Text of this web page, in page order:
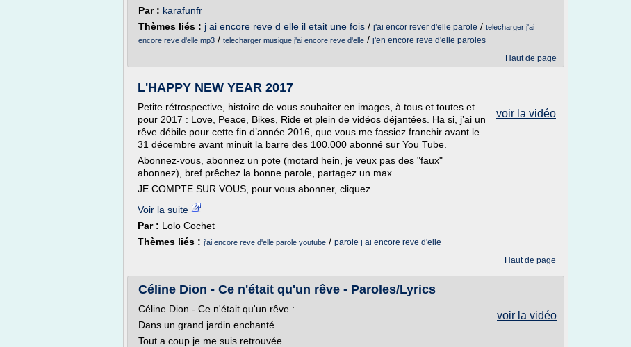
Par : karafunfr
Thèmes liés : j ai encore reve d elle il etait une fois / j'ai encor rever d'elle parole / telecharger j'ai
encore reve d'elle mp3 / telecharger musique j'ai encore reve d'elle / j'en encore reve d'elle paroles
Haut de page
L'HAPPY NEW YEAR 2017
voir la vidéo
Petite rétrospective, histoire de vous souhaiter en images, à tous et toutes et
pour 2017 : Love, Peace, Bikes, Ride et plein de vidéos déjantées. Ha si, j’ai un
rêve débile pour cette fin d’année 2016, que vous me fassiez franchir avant le
31 décembre avant minuit la barre des 100.000 abonné sur You Tube.
Abonnez-vous, abonnez un pote (motard hein, je veux pas des "faux"
abonnez), bref prêchez la bonne parole, partagez un max.
JE COMPTE SUR VOUS, pour vous abonner, cliquez...
Voir la suite
Par : Lolo Cochet
Thèmes liés : j'ai encore reve d'elle parole youtube / parole j ai encore reve d'elle
Haut de page
Céline Dion - Ce n'était qu'un rêve - Paroles/Lyrics
voir la vidéo
Céline Dion - Ce n'était qu'un rêve :
Dans un grand jardin enchanté
Tout a coup je me suis retrouvée